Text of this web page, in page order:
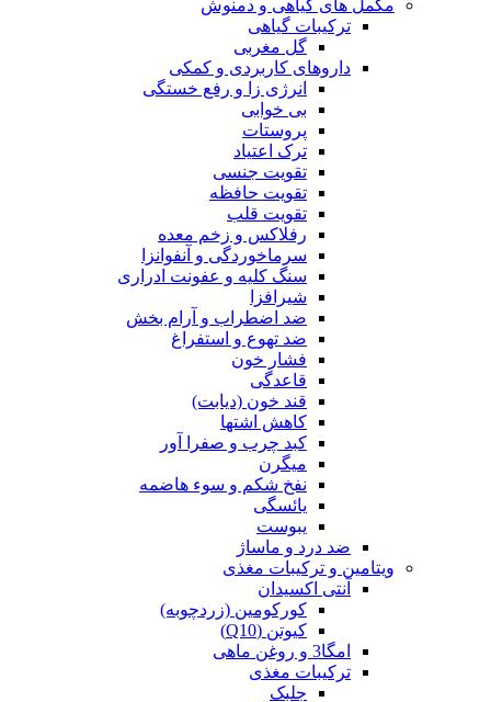
مکمل های گیاهی و دمنوش
ترکیبات گیاهی
گل مغربی
داروهای کاربردی و کمکی
انرژی زا و رفع خستگی
بی خوابی
پروستات
ترک اعتیاد
تقویت جنسی
تقویت حافظه
تقویت قلب
رفلاکس و زخم معده
سرماخوردگی و آنفوانزا
سنگ کلیه و عفونت ادراری
شیرافزا
ضد اضطراب و آرام بخش
ضد تهوع و استفراغ
فشار خون
قاعدگی
قند خون (دیابت)
کاهش اشتها
کبد چرب و صفرا آور
میگرن
نفخ شکم و سوء هاضمه
یائسگی
یبوست
ضد درد و ماساژ
ویتامین و ترکیبات مغذی
آنتی اکسیدان
کورکومین (زردچوبه)
کیوتن (Q10)
امگا3 و روغن ماهی
ترکیبات مغذی
جلبک